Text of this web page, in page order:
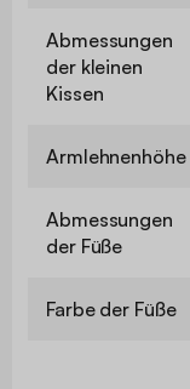
Abmessungen
der kleinen
Kissen
Armlehnenhöhe
Abmessungen
der Füße
Farbe der Füße